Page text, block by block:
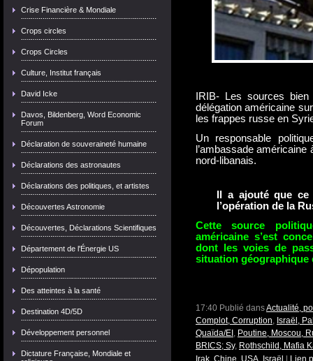
Crise Financière & Mondiale
Crops circles
Crops Circles
Culture, Institut français
David Icke
Davos, Bildenberg, Word Economic
Forum
Déclaration de souveraineté humaine
Déclarations des astronautes
Déclarations des politiques, et artistes
Découvertes Astronomie
Découvertes, Déclarations Scientifiques
Département de l'Énergie US
Dépopulation
Des atteintes à la santé
Destination 4D/5D
Développement personnel
Dictature Française, Mondiale et
IRIB- Les sources
délégation américaine
les frappes russe en
Un responsable
l’ambassade
nord-libanais.
Il a ajouté que
l’opération de la
Cette source
américaine s’est
dont les voies de
situation géographique
17:40 Publié dansActualité,
Complot, Corruption, Israël,
Quaïda/EI , Poutine, Moscou,
BRICS; Sy, Rothschild, Mafia
Irak, Chine, USA, Israël
Lien